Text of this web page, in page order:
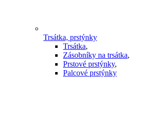
Trsátka, prstýnky
Trsátka,
Zásobníky na trsátka,
Prstové prstýnky,
Palcové prstýnky